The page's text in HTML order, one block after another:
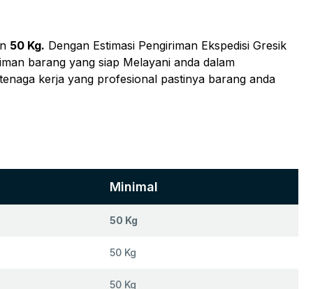
50 Kg. Dengan Estimasi Pengiriman Ekspedisi Gresik
barang yang siap Melayani anda dalam
kerja yang profesional pastinya barang anda
Minimal
50 Kg
50 Kg
50 Kg